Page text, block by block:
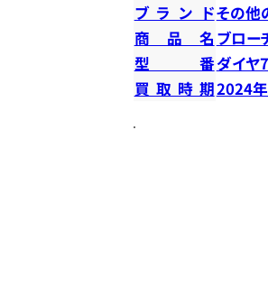
ブランドその他
商品名 ブロー
型番ダイヤ
買取時期2024